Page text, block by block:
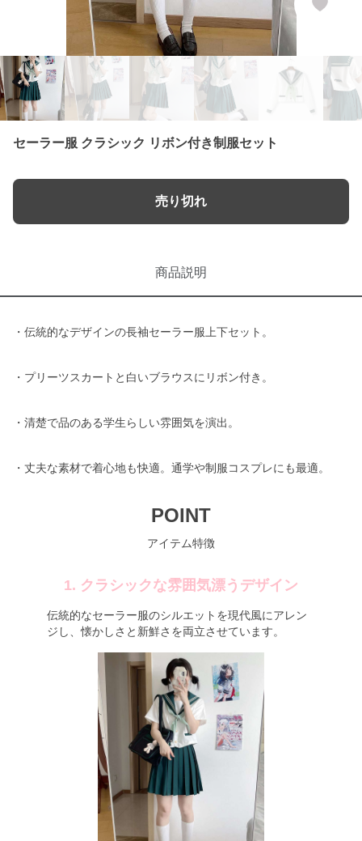
セーラー服 クラシック リボン付き制服セット
売り切れ
商品説明
・伝統的なデザインの長袖セーラー服上下セット。
・プリーツスカートと白いブラウスにリボン付き。
・清楚で品のある学生らしい雰囲気を演出。
・丈夫な素材で着心地も快適。通学や制服コスプレにも最適。
POINT
アイテム特徴
1. クラシックな雰囲気漂うデザイン
伝統的なセーラー服のシルエットを現代風にアレン
ジし、懐かしさと新鮮さを両立させています。